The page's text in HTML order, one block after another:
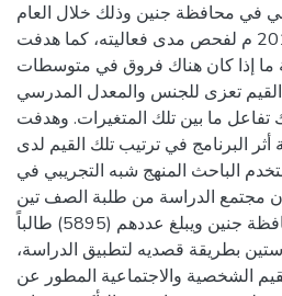
في محافظة جنين وذلك خلال العام
الدراسي 2012-2013 م لفحص مدى فعاليته، كما هدفت
ما إذا كان هناك فروق في متوسطات
تعزى للجنس والمعدل المدرسي.
تفاعل ما بين تلك المتغيرات. وهدفت
البرنامج في ترتيب تلك القيم لدى
الباحث المنهج شبه التجريبي في
مجتمع الدراسة من طلبة الصف تين
العاشر الأساسي في محافظة جنين ويبلغ عددهم (5895) طالباً
بطريقة قصديه لتطبيق الدراسة،
الشخصية والاجتماعية المطور عن